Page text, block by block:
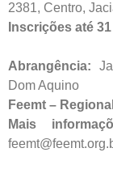
2381, Centro,
Inscrições até
Abrangência:
Dom Aquino
Feemt –
Mais